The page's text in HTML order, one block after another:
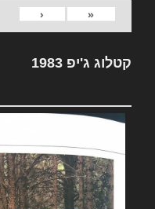
«
‹
קטלוג ג'יפ 1983